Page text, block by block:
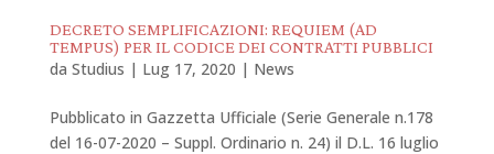
DECRETO SEMPLIFICAZIONI: REQUIEM (AD
TEMPUS) PER IL CODICE DEI CONTRATTI PUBBLICI
da Studius | Lug 17, 2020 | News
Pubblicato in Gazzetta Ufficiale (Serie Generale n.178
del 16-07-2020 – Suppl. Ordinario n. 24) il D.L. 16 luglio